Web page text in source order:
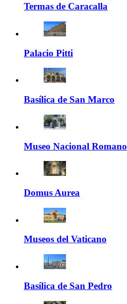
Termas de Caracalla
Palacio Pitti
Basílica de San Marco
Museo Nacional Romano
Domus Aurea
Museos del Vaticano
Basílica de San Pedro